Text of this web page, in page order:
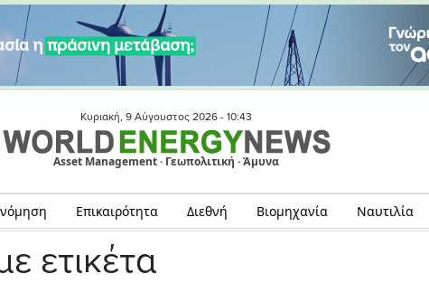
Κυριακή, 9 Αύγουστος 2026 - 10:43
Asset Management · Γεωπολιτική · Άμυνα
Επικαιρότητα Διεθνή Βιομηχανία Ναυτιλία
ετικέτα